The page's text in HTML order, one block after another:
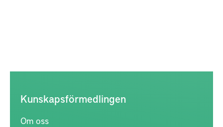
Kunskapsförmedlingen
Om oss